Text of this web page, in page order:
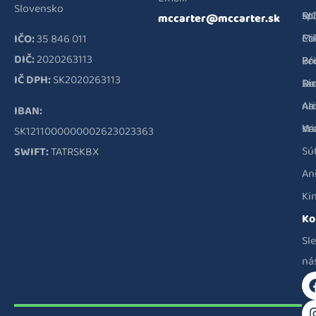
Slovensko
IČO:35 846 011
DIČ:2020263113
IČ DPH:SK2020263113
IBAN:
SK1211000000002623023363
SWIFT:TATRSKBX
mccarter@mccarter.sk
na